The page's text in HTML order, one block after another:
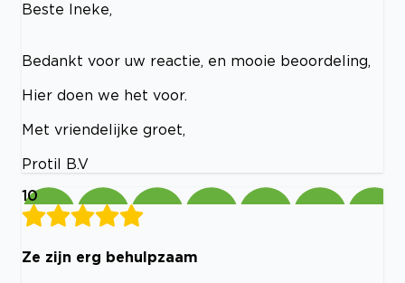
Beste Ineke,
Bedankt voor uw reactie, en mooie beoordeling,
Hier doen we het voor.
Met vriendelijke groet,
Protil B.V
10
Ze zijn erg behulpzaam